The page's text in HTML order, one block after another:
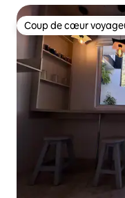
Coup de cœur
Coup de cœur